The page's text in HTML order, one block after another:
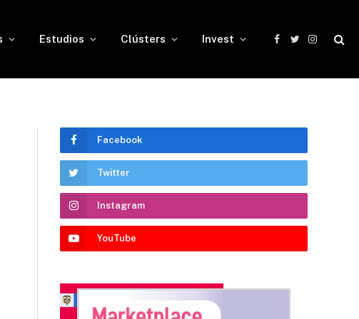
Estudios Clústers Invest
Facebook
TwitterInstagram
Facebook
Twitter
Instagram
YouTube